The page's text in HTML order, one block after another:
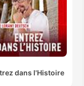
dans l'Histoire